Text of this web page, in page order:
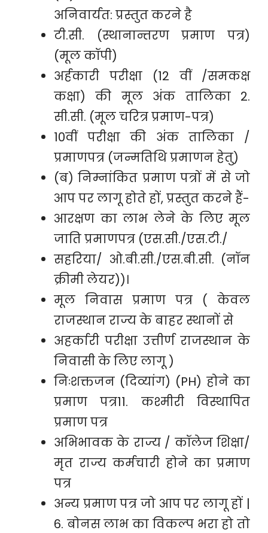
अनिवार्यत: प्रस्तुत करने है
टी.सी. (स्थानान्तरण प्रमाण पत्र)
(मूल कॉपी)
अर्हकारी परीक्षा (12 वीं /समकक्ष
कक्षा) की मूल अंक तालिका 2.
सी.सी. (मूल चरित्र प्रमाण-पत्र)
10वीं परीक्षा की अंक तालिका /
प्रमाणपत्र (जन्मतिथि प्रमाणन हेतु)
(ब) निम्नांकित प्रमाण पत्रों में से जो
आप पर लागू होते हों, प्रस्तुत करने हैं-
आरक्षण का लाभ लेने के लिए मूल
जाति प्रमाणपत्र (एस.सी./एस.टी./
सहरिया/ ओ.बी.सी./एस.बी.सी. (नॉन
क्रीमी लेयर))।
मूल निवास प्रमाण पत्र ( केवल
राजस्थान राज्य के बाहर स्थानों से
अहर्कारी परीक्षा उत्तीर्ण राजस्थान के
निवासी के लिए लागू )
निःशक्तजन (दिव्यांग) (PH) होने का
प्रमाण पत्र11. कश्मीरी विस्थापित
प्रमाण पत्र
अभिभावक के राज्य / कॉलेज शिक्षा/
मृत राज्य कर्मचारी होने का प्रमाण
पत्र
अन्य प्रमाण पत्र जो आप पर लागू हों |
6. बोनस लाभ का विकल्प भरा हो तो